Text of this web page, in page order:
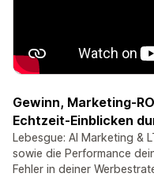
Gewinn, Marketing-
Echtzeit-Einblicken
Lebesgue: AI Marketing &
sowie die Performance
Fehler in deiner